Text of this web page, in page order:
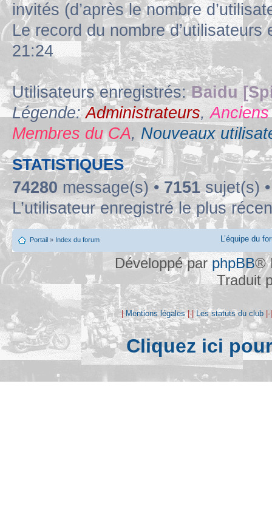
invités (d’après le nombre
Le record du nombre
21:24
Utilisateurs enregistrés:Baidu
Légende:Administrateurs,
Membres du CA, Nouveaux
STATISTIQUES
74280 message(s) • 7151sujet(s)
L’utilisateur enregistré le plus
Portail » Index du forum L’équipe du
Développé par phpBB®
Traduit
|Mentions légales|-|Les statuts du club
Cliquez ici